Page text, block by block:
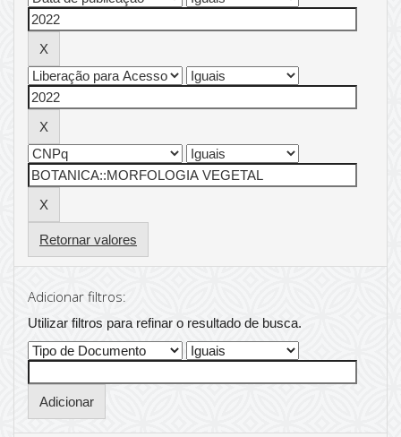
Retornar valores
Adicionar filtros:
Utilizar filtros para refinar o resultado de busca.